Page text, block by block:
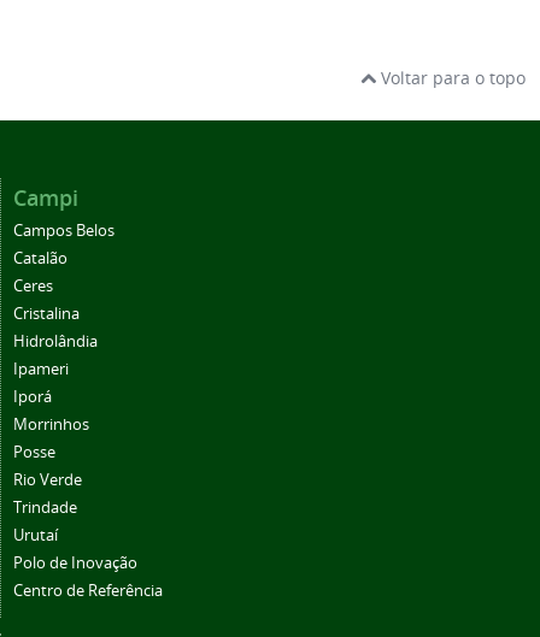
Voltar para o topo
Campi
Campos Belos
Catalão
Ceres
Cristalina
Hidrolândia
Ipameri
Iporá
Morrinhos
Posse
Rio Verde
Trindade
Urutaí
Polo de Inovação
Centro de Referência